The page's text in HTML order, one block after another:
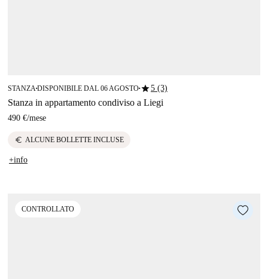
STANZA ■DISPONIBILE DAL 06 AGOSTO■star5 (3)
Stanza in appartamento condiviso a Liegi
490 €/mese
euro ALCUNE BOLLETTE INCLUSE
+info
CONTROLLATO